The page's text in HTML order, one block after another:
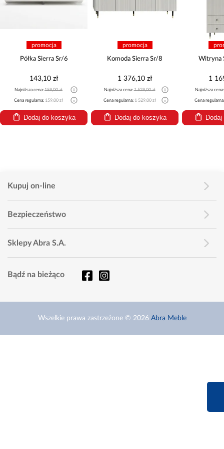
promocja
Półka Sierra Sr/6
143,10 zł
Najniższa cena: 159,00 zł
Cena regularna: 159,00 zł
Dodaj do koszyka
promocja
Komoda Sierra Sr/8
1 376,10 zł
Najniższa cena:1 529,00 zł
Cena regularna:1 529,00 zł
Dodaj do koszyka
Witryna
1
Najniższa
Cena
Kupuj on-line
Bezpieczeństwo
Sklepy Abra S.A.
Bądź na bieżąco
Wszelkie prawa zastrzeżone © 2026 Abra Meble